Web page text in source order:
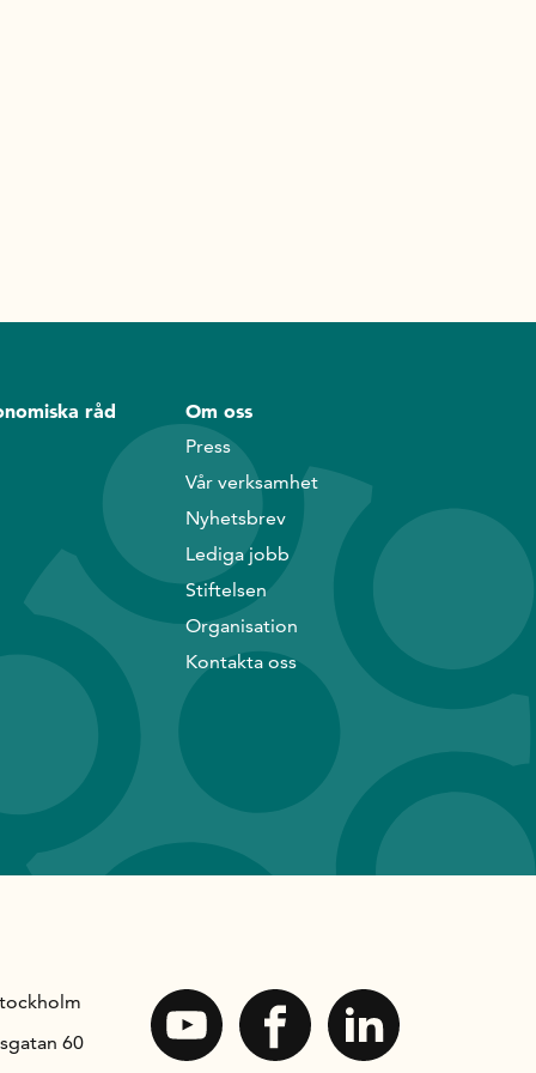
råd Om oss
Press
Vår verksamhet
Nyhetsbrev
Lediga jobb
Stiftelsen
Organisation
Kontakta oss
60